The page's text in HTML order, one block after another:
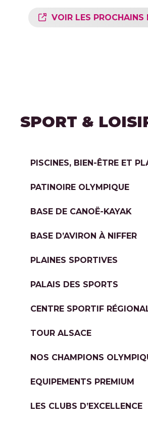
VOIR LES PROCHAINS
SPORT &
PISCINES, BIEN-ÊTRE ET
PATINOIRE OLYMPIQUE
BASE DE CANOË-KAYAK
BASE D’AVIRON À NIFFER
PLAINES SPORTIVES
PALAIS DES SPORTS
CENTRE SPORTIF
TOUR ALSACE
NOS CHAMPIONS
EQUIPEMENTS PREMIUM
LES CLUBS D’EXCELLENCE